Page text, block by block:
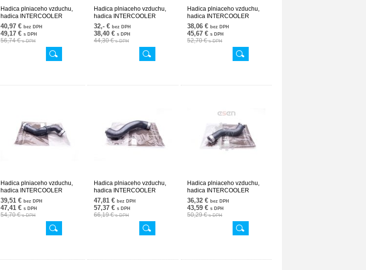
Hadica plniaceho vzduchu,
hadica INTERCOOLER
2035282682 24SKV619
40,97 € bez DPH
49,17 € s DPH
56,74 €s DPH
Hadica plniaceho vzduchu,
hadica INTERCOOLER
2035282882 24SKV620
32,- € bez DPH
38,40 € s DPH
44,30 €s DPH
Hadica plniaceho vzduchu,
hadica INTERCOOLER
2035282982 24SKV621
38,06 € bez DPH
45,67 € s DPH
52,70 €s DPH
Hadica plniaceho vzduchu,
hadica INTERCOOLER
2035283482 24SKV623
39,51 € bez DPH
47,41 € s DPH
54,70 €s DPH
Hadica plniaceho vzduchu,
hadica INTERCOOLER
2045280982 24SKV624
47,81 € bez DPH
57,37 € s DPH
66,19 €s DPH
Hadica plniaceho vzduchu,
hadica INTERCOOLER
2045281882 24SKV625
36,32 € bez DPH
43,59 € s DPH
50,29 €s DPH